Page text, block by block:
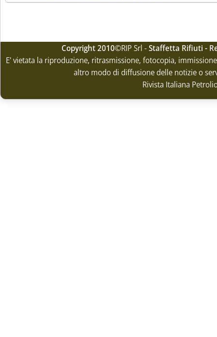
Copyright 2010©RIP Srl -Staffetta Rifiuti -
E' vietata la riproduzione, ritrasmissione, fotocopia,
altro modo di diffusione delle notizie o
Rivista Italiana